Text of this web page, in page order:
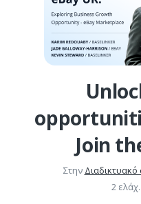
Join
Στην Διαδικτυακό
2